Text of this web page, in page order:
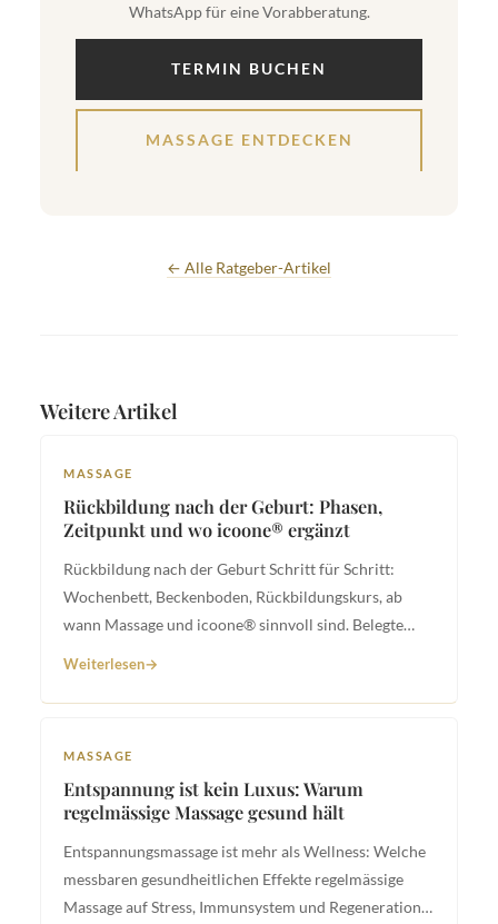
WhatsApp für eine Vorabberatung.
TERMIN BUCHEN
MASSAGE ENTDECKEN
← Alle Ratgeber-Artikel
Weitere Artikel
MASSAGE
Rückbildung nach der Geburt: Phasen,
Zeitpunkt und wo icoone® ergänzt
Rückbildung nach der Geburt Schritt für Schritt:
Wochenbett, Beckenboden, Rückbildungskurs, ab
wann Massage und icoone® sinnvoll sind. Belegte
Weiterlesen
MASSAGE
Entspannung ist kein Luxus: Warum
regelmässige Massage gesund hält
Entspannungsmassage ist mehr als Wellness: Welche
messbaren gesundheitlichen Effekte regelmässige
Massage auf Stress, Immunsystem und Regeneration